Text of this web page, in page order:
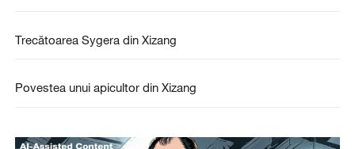
Trecătoarea Sygera din Xizang
Povestea unui apicultor din Xizang